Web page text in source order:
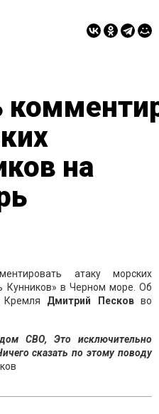
на
атаку морских
Кунников» в Черном море. Об
Кремля Дмитрий Песковво
СВО, Это исключительно
сказать по этому поводу